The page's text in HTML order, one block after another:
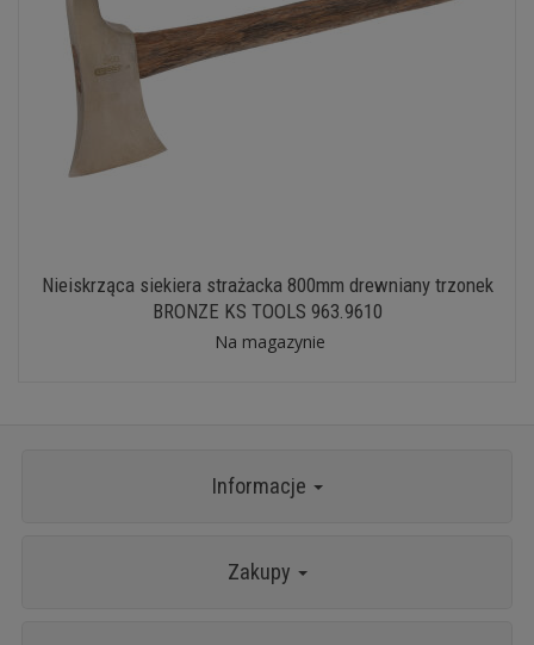
Nieiskrząca siekiera strażacka 800mm drewniany trzonek
BRONZE KS TOOLS 963.9610
Na magazynie
Informacje
Zakupy